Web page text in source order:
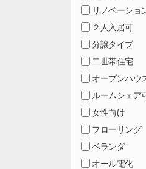
リノベーショ
２人入居可
分譲タイプ
二世帯住宅
オープンハウ
ルームシェア
女性向け
フローリング
ベランダ
オール電化